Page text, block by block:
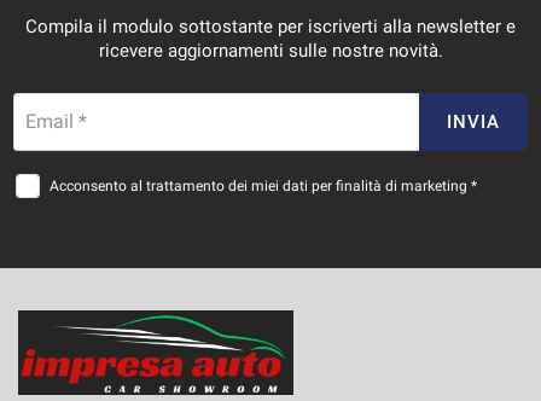
VEDI
1.062€/mese
36 Mesi
36 Mesi
VEDI
Compila il modulo sottostante per iscriverti alla newsletter e
ricevere aggiornamenti sulle nostre novità.
Email * INVIA
Acconsento al trattamento dei miei dati per finalità di marketing *